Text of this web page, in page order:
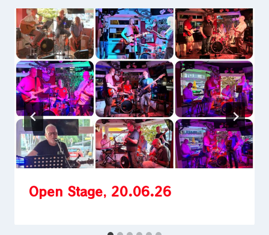
Open Stage, 20.06.26